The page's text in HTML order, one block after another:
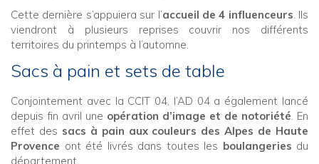
Cette dernière s’appuiera sur l’accueil de 4 influenceurs . Ils
viendront à plusieurs reprises couvrir nos différents
territoires du printemps à l’automne.
Sacs à pain et sets de table
Conjointement avec la CCIT 04, l’AD 04 a également lancé
depuis fin avril une opération d’image et de notoriété . En
effet des sacs à pain aux couleurs des Alpes de Haute
Provence ont été livrés dans toutes les boulangeries du
département.